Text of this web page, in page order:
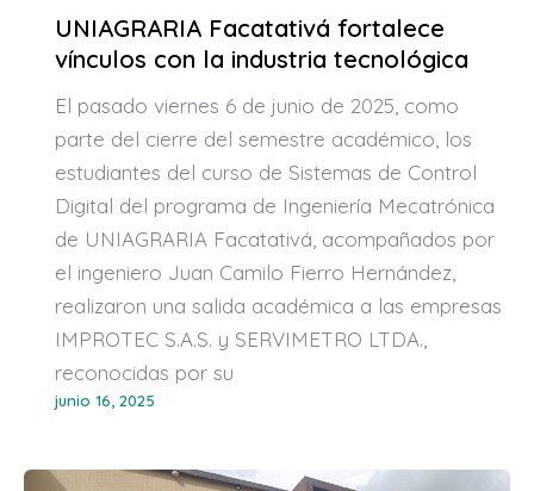
UNIAGRARIA Facatativá fortalece
vínculos con la industria tecnológica
El pasado viernes 6 de junio de 2025, como
parte del cierre del semestre académico, los
estudiantes del curso de Sistemas de Control
Digital del programa de Ingeniería Mecatrónica
de UNIAGRARIA Facatativá, acompañados por
el ingeniero Juan Camilo Fierro Hernández,
realizaron una salida académica a las empresas
IMPROTEC S.A.S. y SERVIMETRO LTDA.,
reconocidas por su
junio 16, 2025